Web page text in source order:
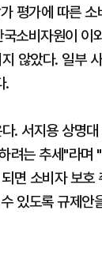
평가에 따른 소
소비자원이 이
않았다. 일부
.
. 서지용 상명
려는 추세"라며
면 소비자 보호
있도록 규제안